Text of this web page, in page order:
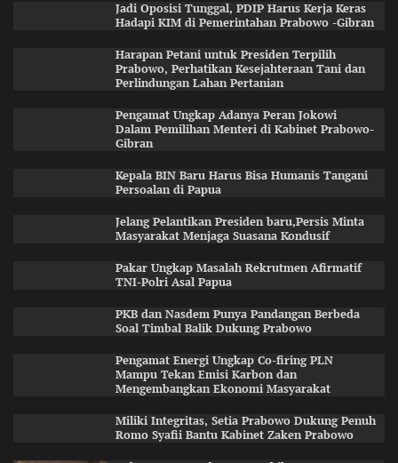
Jadi Oposisi Tunggal, PDIP Harus Kerja Keras
Hadapi KIM di Pemerintahan Prabowo -Gibran
Harapan Petani untuk Presiden Terpilih
Prabowo, Perhatikan Kesejahteraan Tani dan
Perlindungan Lahan Pertanian
Pengamat Ungkap Adanya Peran Jokowi
Dalam Pemilihan Menteri di Kabinet Prabowo-
Gibran
Kepala BIN Baru Harus Bisa Humanis Tangani
Persoalan di Papua
Jelang Pelantikan Presiden baru,Persis Minta
Masyarakat Menjaga Suasana Kondusif
Pakar Ungkap Masalah Rekrutmen Afirmatif
TNI-Polri Asal Papua
PKB dan Nasdem Punya Pandangan Berbeda
Soal Timbal Balik Dukung Prabowo
Pengamat Energi Ungkap Co-firing PLN
Mampu Tekan Emisi Karbon dan
Mengembangkan Ekonomi Masyarakat
Miliki Integritas, Setia Prabowo Dukung Penuh
Romo Syafii Bantu Kabinet Zaken Prabowo